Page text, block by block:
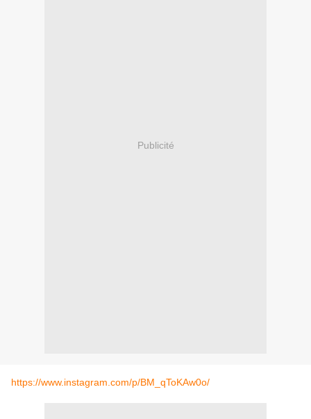
Publicité
https://www.instagram.com/p/BM_qToKAw0o/